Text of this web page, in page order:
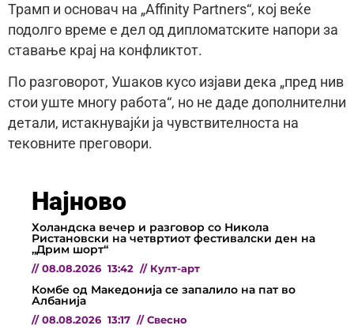
Трамп и основач на „Affinity Partners“, кој веќе
подолго време е дел од дипломатските напори за
ставање крај на конфликтот.
По разговорот, Ушаков кусо изјави дека „пред нив
стои уште многу работа“, но не даде дополнителни
детали, истакнувајќи ја чувствителноста на
тековните преговори.
Најново
Холандска вечер и разговор со Никола
Ристановски на четвртиот фестивалски ден на
„Дрим шорт“
// 08.08.2026 13:42 // Култ-арт
Комбе од Македонија се запалило на пат во
Албанија
// 08.08.2026 13:17 // Свесно